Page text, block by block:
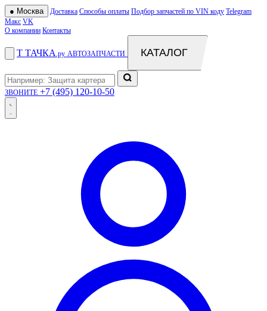
● Москва Доставка Способы оплаты Подбор запчастей по VIN коду Telegram
Макс VK
О компании Контакты
Т ТАЧКА .ру АВТОЗАПЧАСТИ КАТАЛОГ
ЗВОНИТЕ +7 (495) 120-10-50